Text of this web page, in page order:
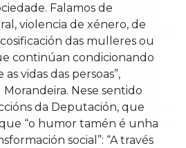
Falamos de
violencia de xénero, de
das mulleres ou
continúan condicionando
vidas das persoas”,
Nese sentido
da Deputación, que
“o humor tamén é unha
social”: “A través